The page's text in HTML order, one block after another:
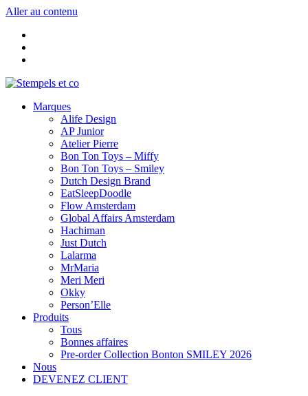
Aller au contenu
Marques
Alife Design
AP Junior
Atelier Pierre
Bon Ton Toys – Miffy
Bon Ton Toys – Smiley
Dutch Design Brand
EatSleepDoodle
Flow Amsterdam
Global Affairs Amsterdam
Hachiman
Just Dutch
Lalarma
MrMaria
Meri Meri
Okky
Person’Elle
Produits
Tous
Bonnes affaires
Pre-order Collection Bonton SMILEY 2026
Nous
DEVENEZ CLIENT